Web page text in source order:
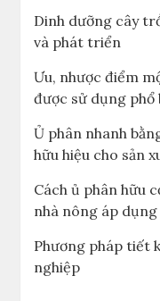
Dinh dưỡng cây
và phát triển
Ưu, nhược điểm
được sử dụng phổ
Ủ phân nhanh
hữu hiệu cho sản
Cách ủ phân hữu
nhà nông áp dụng
Phương pháp tiết
nghiệp